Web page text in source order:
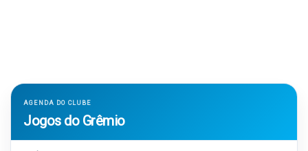
AGENDA DO CLUBE
Jogos do Grêmio